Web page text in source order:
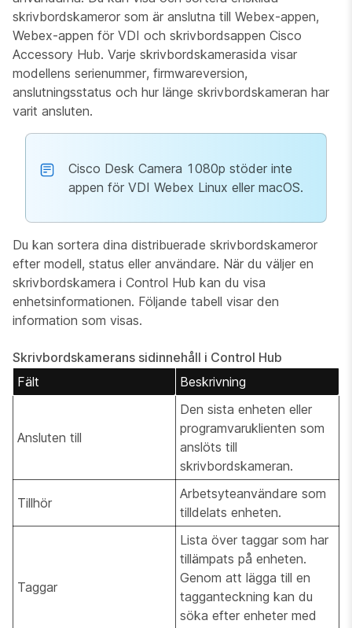
skrivbordskameror som är anslutna till Webex-appen,
Webex-appen för VDI och skrivbordsappen Cisco
Accessory Hub. Varje skrivbordskamerasida visar
modellens serienummer, firmwareversion,
anslutningsstatus och hur länge skrivbordskameran har
varit ansluten.
Cisco Desk Camera 1080p stöder inte
appen för VDI Webex Linux eller macOS.
Du kan sortera dina distribuerade skrivbordskameror
efter modell, status eller användare. När du väljer en
skrivbordskamera i Control Hub kan du visa
enhetsinformationen. Följande tabell visar den
information som visas.
Skrivbordskamerans sidinnehåll i Control Hub
Fält
Beskrivning
Ansluten till
Den sista enheten eller
programvaruklienten som
anslöts till
skrivbordskameran.
Tillhör
Arbetsyteanvändare som
tilldelats enheten.
Taggar
Lista över taggar som har
tillämpats på enheten.
Genom att lägga till en
tagganteckning kan du
söka efter enheter med